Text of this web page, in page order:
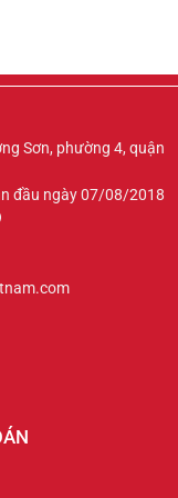
Sơn, phường 4, quận
đầu ngày 07/08/2018